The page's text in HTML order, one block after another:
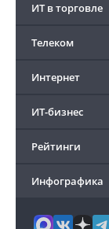
ИТ в торговле
Телеком
Интернет
ИТ-бизнес
Рейтинги
Инфографика